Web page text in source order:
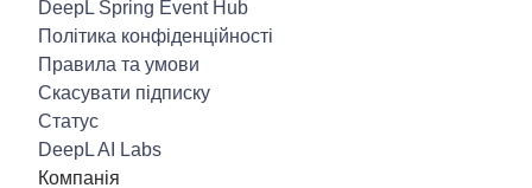
DeepL Spring Event Hub
Політика конфіденційності
Правила та умови
Скасувати підписку
Статус
DeepL AI Labs
Компанія